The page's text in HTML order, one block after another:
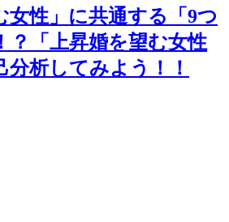
女性」に共通する「9つ
？「上昇婚を望む女性
分析してみよう！！